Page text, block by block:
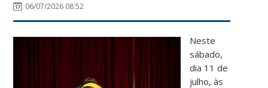
06/07/2026 08:52
Neste
sábado,
dia 11 de
julho, às